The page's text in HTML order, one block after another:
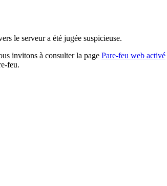
le serveur a été jugée suspicieuse.
invitons à consulter la page Pare-feu web activé
feu.